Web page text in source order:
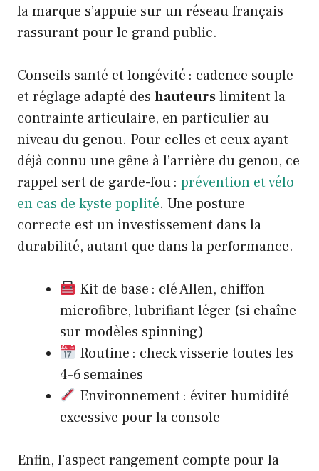
la marque s’appuie sur un réseau français
rassurant pour le grand public.
Conseils santé et longévité : cadence souple
et réglage adapté des hauteurslimitent la
contrainte articulaire, en particulier au
niveau du genou. Pour celles et ceux ayant
déjà connu une gêne à l’arrière du genou, ce
rappel sert de garde-fou : prévention et vélo
en cas de kyste poplité. Une posture
correcte est un investissement dans la
durabilité, autant que dans la performance.
Kit de base : clé Allen, chiffon
microfibre, lubrifiant léger (si chaîne
sur modèles spinning)
Routine : check visserie toutes les
4–6 semaines
Environnement : éviter humidité
excessive pour la console
Enfin, l’aspect rangement compte pour la